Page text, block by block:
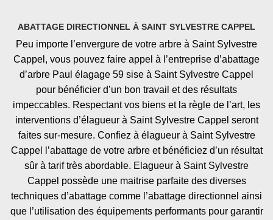
ABATTAGE DIRECTIONNEL À SAINT SYLVESTRE CAPPEL
Peu importe l’envergure de votre arbre à Saint Sylvestre
Cappel, vous pouvez faire appel à l’entreprise d’abattage
d’arbre Paul élagage 59 sise à Saint Sylvestre Cappel
pour bénéficier d’un bon travail et des résultats
impeccables. Respectant vos biens et la règle de l’art, les
interventions d’élagueur à Saint Sylvestre Cappel seront
faites sur-mesure. Confiez à élagueur à Saint Sylvestre
Cappel l’abattage de votre arbre et bénéficiez d’un résultat
sûr à tarif très abordable. Elagueur à Saint Sylvestre
Cappel possède une maitrise parfaite des diverses
techniques d’abattage comme l’abattage directionnel ainsi
que l’utilisation des équipements performants pour garantir